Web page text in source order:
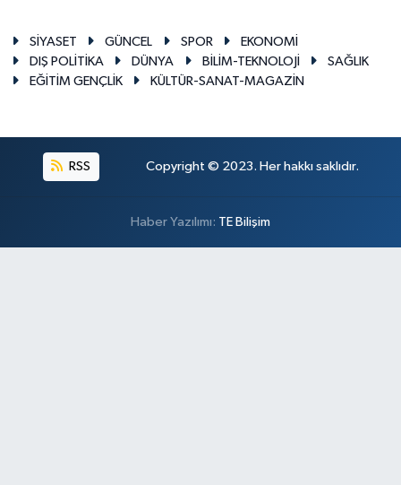
SİYASET GÜNCEL SPOR
EKONOMİ
DIŞ POLİTİKA
DÜNYA BİLİM-TEKNOLOJİ
SAĞLIK
EĞİTİM GENÇLİK
KÜLTÜR-SANAT-MAGAZİN
RSS Copyright © 2023. Her hakkı saklıdır.
Haber Yazılımı: TE Bilişim